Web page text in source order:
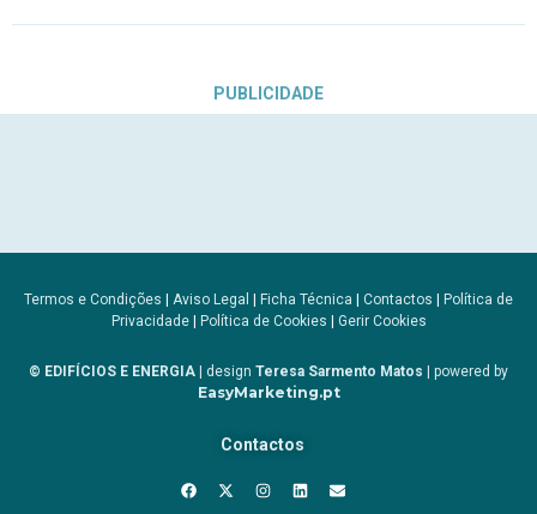
PUBLICIDADE
Termos e Condições | Aviso Legal | Ficha Técnica | Contactos | Política de
Privacidade| Política de Cookies | Gerir Cookies
© EDIFÍCIOS E ENERGIA | design Teresa Sarmento Matos | powered by
EasyMarketing.pt
Contactos